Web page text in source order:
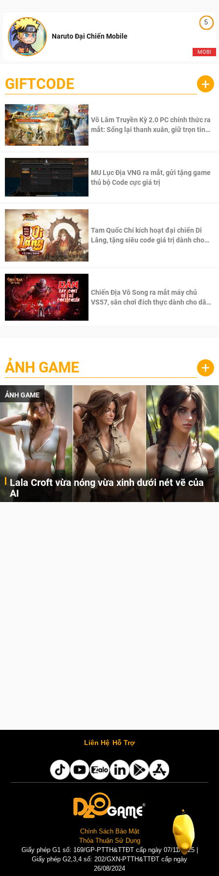
5
MOBI
Naruto Đại Chiến Mobile
GIFTCODE +
Võ Lâm Truyền Kỳ 2.0 PC chính thức ra
mắt: Sống lại thanh xuân, giữ trọn tinh
MU Lục Địa VNG ra mắt, gửi tặng game
thủ bộ Code cực giá trị
Tam Quốc Chí kích hoạt đại chiến Di
Lăng, tặng siêu code giá trị dành cho
Chiến Địa Vô Song ra mắt máy chủ
VS57, sân chơi đích thực dành cho dân
ẢNH GAME +
ẢNH GAME
Lala Croft vừa nóng vừa xinh dưới nét vẽ của
AI
Liên Hệ Hỗ Trợ
Chính Sách Bảo Mật
Thỏa Thuận Sử Dụng
Giấy phép G1 số: 169/GP-PTTH&TTĐT cấp ngày 07/11/2025 |
Giấy phép G2,3,4 số: 202/GXN-PTTH&TTĐT cấp ngày
26/08/2024